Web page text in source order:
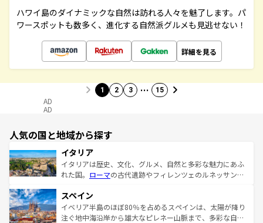
ハワイ島のダイナミックな自然は訪れる人々を魅了します。パ
ワースポットも数多く、進化する自然派グルメも見逃せない！
詳細を見る
1 2 3 … 15
AD
AD
人気の国と地域から探す
イタリア
イタリアは歴史、文化、グルメ、自然と多彩な魅力にあふ
れた国。 ローマの古代遺跡やフィレンツェのルネッサンス
ろん、トスカーナの美しい田園風景やアマルフィ海岸の絶
景など、自然景観も見逃せない。観光の合間には、本場の
ピザやパスタなど、絶品のイタリア料理を堪能することも
スペイン
イベリア半島のほぼ80％を占めるスペインは、太陽が降り
注ぐ地中海沿岸から雄大なピレネー山脈まで、多彩な自然